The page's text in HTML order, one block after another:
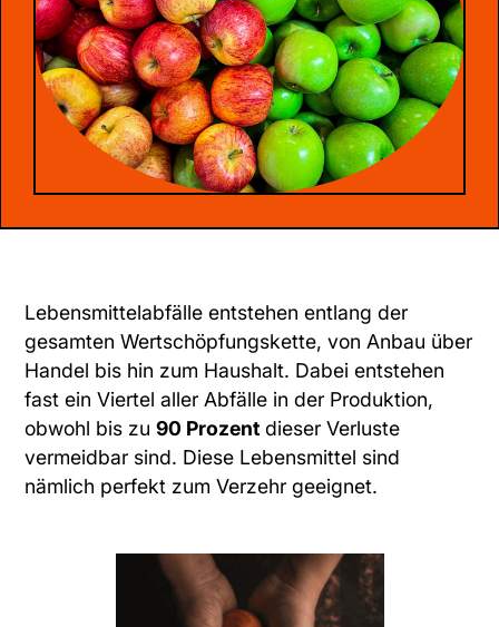
Lebensmittelabfälle entstehen entlang der
gesamten Wertschöpfungskette, von Anbau über
Handel bis hin zum Haushalt. Dabei entstehen
fast ein Viertel aller Abfälle in der Produktion,
obwohl bis zu90 Prozent dieser Verluste
vermeidbar sind. Diese Lebensmittel sind
nämlich perfekt zum Verzehr geeignet.